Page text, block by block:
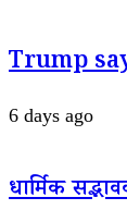
Trump
6 days ago
धार्मिक